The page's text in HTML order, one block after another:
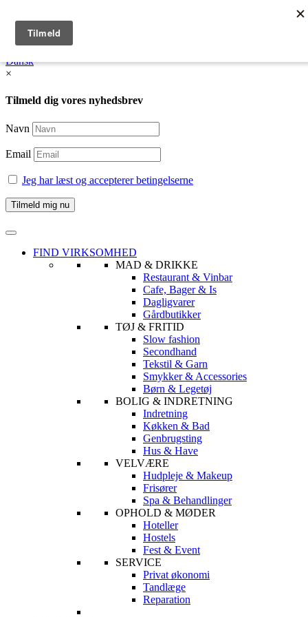
Dansk /
English
Dansk
×
Tilmeld dig vores nyhedsbrev
Navn
Email
Jeg har læst og accepterer betingelserne
FIND VIRKSOMHED
MAD & DRIKKE
Restaurant & Vinbar
Cafe, Bager & Is
Dagligvarer
Gårdbutikker
TØJ & FRITID
Slow fashion
Secondhand
Tekstil & Garn
Smykker & Accessories
Børn & Legetøj
BOLIG & INDRETNING
Indretning
Køkken & Bad
Genbrugsting
Hus & Have
VELVÆRE
Hudpleje & Makeup
Frisører
Spa & Behandlinger
OPHOLD & MØDER
Hoteller
Hostels
Fest & Event
SERVICE
Privat økonomi
Tandlæge
Reparation